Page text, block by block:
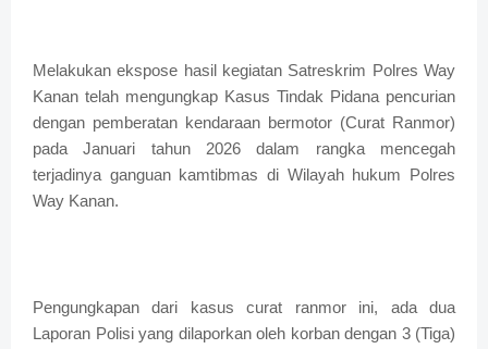
Melakukan ekspose hasil kegiatan Satreskrim Polres Way
Kanan telah mengungkap Kasus Tindak Pidana pencurian
dengan pemberatan kendaraan bermotor (Curat Ranmor)
pada Januari tahun 2026 dalam rangka mencegah
terjadinya ganguan kamtibmas di Wilayah hukum Polres
Way Kanan.
Pengungkapan dari kasus curat ranmor ini, ada dua
Laporan Polisi yang dilaporkan oleh korban dengan 3 (Tiga)